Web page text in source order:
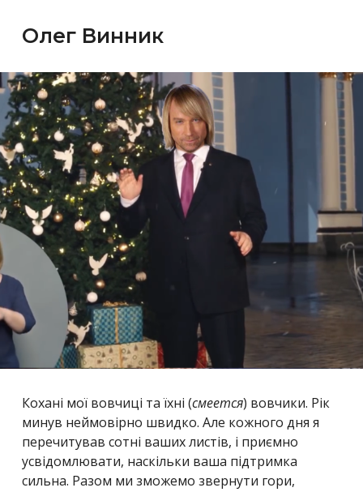
Олег Винник
Кохані мої вовчиці та їхні (смеется) вовчики. Рік
минув неймовірно швидко. Але кожного дня я
перечитував сотні ваших листів, і приємно
усвідомлювати, наскільки ваша підтримка
сильна. Разом ми зможемо звернути гори,